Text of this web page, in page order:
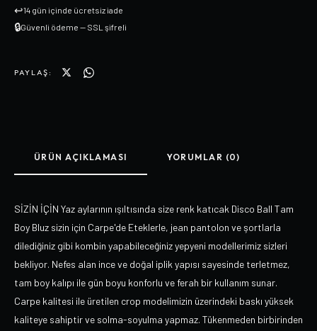
↩14 gün içinde ücretsiz iade
🔒Güvenli ödeme — SSL şifreli
PAYLAŞ:
ÜRÜN AÇIKLAMASI YORUMLAR (0)
SİZİN İÇİN Yaz aylarının ışıltısında size renk katıcak Disco Ball Tam
Boy Bluz sizin için Carpe'de Eteklerle, jean pantolon ve şortlarla
dilediğiniz gibi kombin yapabileceğiniz yepyeni modellerimiz sizleri
bekliyor. Nefes alan ince ve doğal iplik yapısı sayesinde terletmez,
tam boy kalıpı ile gün boyu konforlu ve ferah bir kullanım sunar.
Carpe kalitesi ile üretilen crop modelimizin üzerindeki baskı yüksek
kaliteye sahiptir ve solma-soyulma yapmaz. Tükenmeden birbirinden